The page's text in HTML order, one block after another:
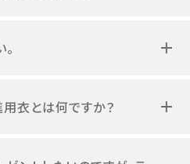
衣とは何ですか？